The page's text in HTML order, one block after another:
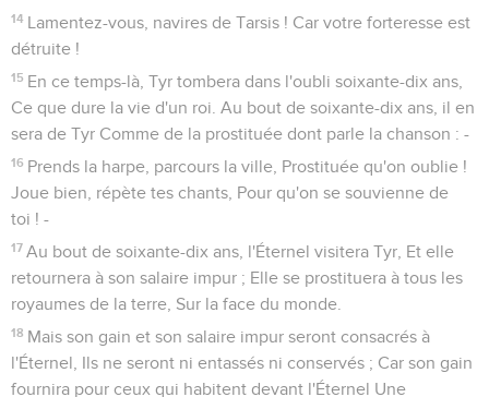
14 Lamentez-vous, navires de Tarsis ! Car votre forteresse est
détruite !
15 En ce temps-là, Tyr tombera dans l'oubli soixante-dix ans,
Ce que dure la vie d'un roi. Au bout de soixante-dix ans, il en
sera de Tyr Comme de la prostituée dont parle la chanson : -
16 Prends la harpe, parcours la ville, Prostituée qu'on oublie !
Joue bien, répète tes chants, Pour qu'on se souvienne de
toi ! -
17 Au bout de soixante-dix ans, l'Éternel visitera Tyr, Et elle
retournera à son salaire impur ; Elle se prostituera à tous les
royaumes de la terre, Sur la face du monde.
18 Mais son gain et son salaire impur seront consacrés à
l'Éternel, Ils ne seront ni entassés ni conservés ; Car son gain
fournira pour ceux qui habitent devant l'Éternel Une